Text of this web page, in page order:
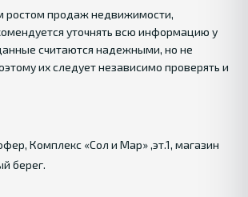
ростом продаж недвижимости,
уточнять всю информацию у
считаются надежными, но не
их следует независимо проверять и
Комплекс «Сол и Мар» ,эт.1, магазин
берег.